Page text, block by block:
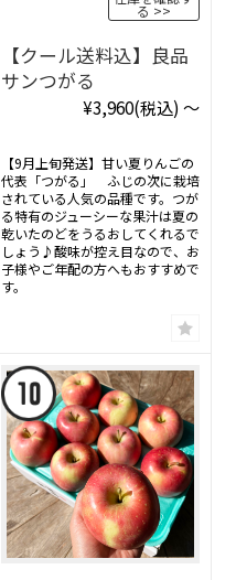
る
【クール送料込】良品
サンつがる
¥3,960(税込) ～
【9月上旬発送】甘い夏りんごの
代表「つがる」 ふじの次に栽培
されている人気の品種です。つが
る特有のジューシーな果汁は夏の
乾いたのどをうるおしてくれるで
しょう♪酸味が控え目なので、お
子様やご年配の方へもおすすめで
す。